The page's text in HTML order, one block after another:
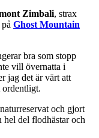
Zimbali, strax
Ghost Mountain
bra som stopp
vill övernatta i
jag det är värt att
ordentligt.
naturreservat och gjort
hel del flodhästar och